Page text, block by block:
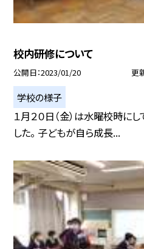
校内研修について
公開日 2023/01/20 更
学校の様子
１月２０日（金）は水曜校時に
した。 子どもが自ら成長...